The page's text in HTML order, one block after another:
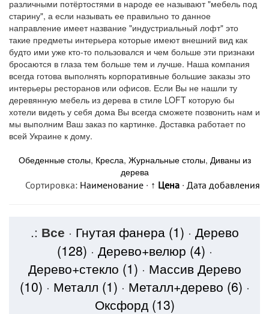
различными потёртостями в народе ее называют "мебель под
старину", а если называть ее правильно то данное
направление имеет название "индустриальный лофт" это
такие предметы интерьера которые имеют внешний вид как
будто ими уже кто-то пользовался и чем больше эти признаки
бросаются в глаза тем больше тем и лучше. Наша компания
всегда готова выполнять корпоративные большие заказы это
интерьеры ресторанов или офисов. Если Вы не нашли ту
деревянную мебель из дерева в стиле LOFT которую бы
хотели видеть у себя дома Вы всегда сможете позвонить нам и
мы выполним Ваш заказ по картинке. Доставка работает по
всей Украине к дому.
Обеденные столы, Кресла, Журнальные столы, Диваны из
дерева
Сортировка: Наименование · ↑ Цена · Дата добавления
.: Все · Гнутая фанера (1) · Дерево
(128) · Дерево+велюр (4) ·
Дерево+стекло (1) · Массив Дерево
(10) · Металл (1) · Металл+дерево (6) ·
Оксфорд (13)